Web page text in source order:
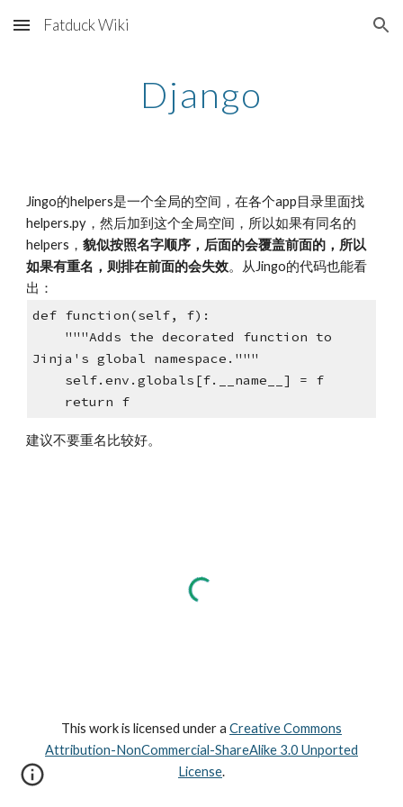
Skip to main content Skip to navigation
Fatduck Wiki
Django
Jingo的helpers是一个全局的空间，在各个app目录里面找
helpers.py，然后加到这个全局空间，所以如果有同名的
helpers，貌似按照名字顺序，后面的会覆盖前面的，所以
如果有重名，则排在前面的会失效。从Jingo的代码也能看
出：
def function(self, f):
"""Adds the decorated function to
Jinja's global namespace."""
self.env.globals[f.__name__] = f
return f
建议不要重名比较好。
This work is licensed under a Creative Commons
Attribution-NonCommercial-ShareAlike 3.0 Unported
License.